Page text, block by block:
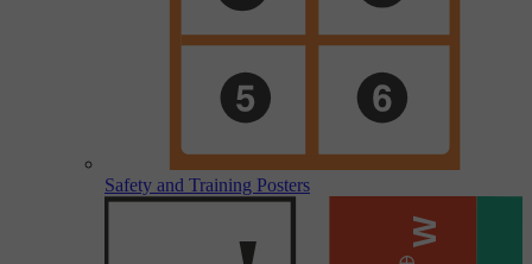
Safety and Training Posters